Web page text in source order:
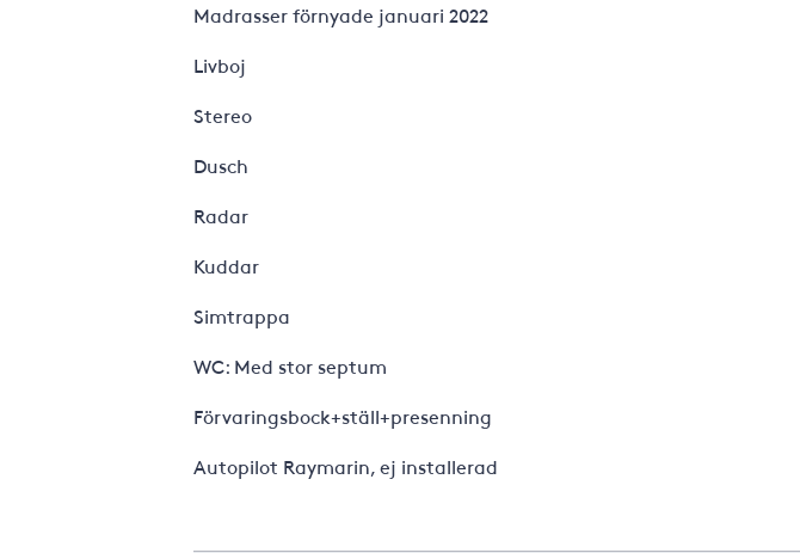
Madrasser förnyade januari 2022
Livboj
Stereo
Dusch
Radar
Kuddar
Simtrappa
WC: Med stor septum
Förvaringsbock+ställ+presenning
Autopilot Raymarin, ej installerad